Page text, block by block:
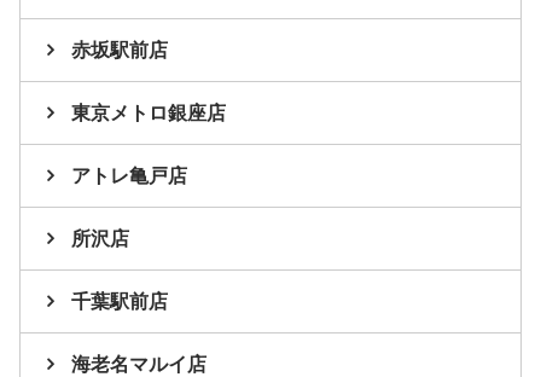
赤坂駅前店
東京メトロ銀座店
アトレ亀戸店
所沢店
千葉駅前店
海老名マルイ店